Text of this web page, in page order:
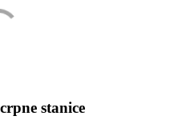
stanice